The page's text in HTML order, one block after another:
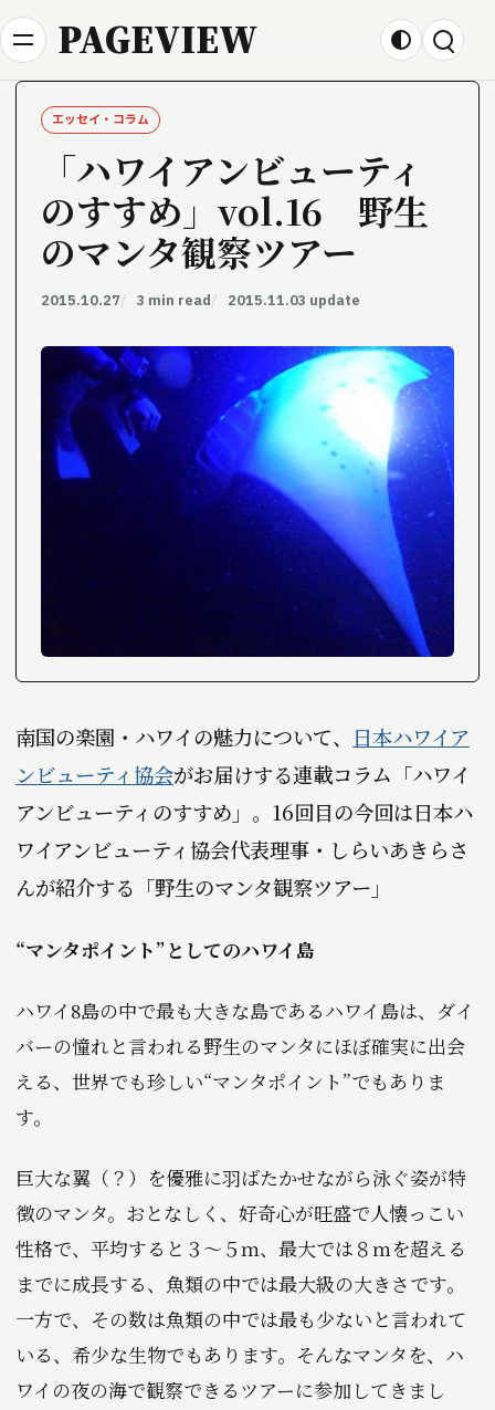
Skip to contentPAGEVIEW
エッセイ・コラム
「ハワイアンビューティ
のすすめ」vol.16 野生
のマンタ観察ツアー
2015.10.27 3 min read 2015.11.03 update
南国の楽園・ハワイの魅力について、
日本ハワイア
ンビューティ協会がお届けする連載コラム「ハワイ
アンビューティのすすめ」。16回目の今回は日本ハ
ワイアンビューティ協会代表理事・しらいあきらさ
んが紹介する「野生のマンタ観察ツアー」――
“マンタポイント”としてのハワイ島
ハワイ8島の中で最も大きな島であるハワイ島は、ダイ
バーの憧れと言われる野生のマンタにほぼ確実に出会
える、世界でも珍しい“マンタポイント”でもありま
す。
巨大な翼（？）を優雅に羽ばたかせながら泳ぐ姿が特
徴のマンタ。おとなしく、好奇心が旺盛で人懐っこい
性格で、平均すると３〜５ｍ、最大では８ｍを超える
までに成長する、魚類の中では最大級の大きさです。
一方で、その数は魚類の中では最も少ないと言われて
いる、希少な生物でもあります。そんなマンタを、ハ
ワイの夜の海で観察できるツアーに参加してきまし